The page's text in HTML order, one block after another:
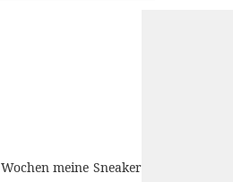
meine Sneaker